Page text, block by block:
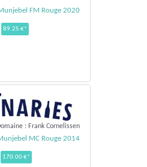
FM Rouge 2020
89.25 €*
: Frank Cornelissen
MC Rouge 2014
170.00 €*